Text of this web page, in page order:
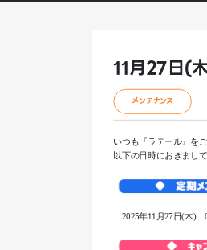
11月27日(
メンテナンス
いつも『ラテール』を
以下の日時におきまし
2025年11月27日(木)